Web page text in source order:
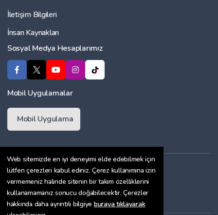
Web sitemizde en iyi deneyimi elde edebilmek için
lütfen çerezleri kabul ediniz. Çerez kullanımına izin
vermemeniz halinde sitenin bir takım özelliklerini
kullanamamanız sonucu doğabilecektir. Çerezler
hakkında daha ayrıntılı bilgiye buraya tıklayarak
İletişim Bilgileri
İnsan Kaynakları
Sosyal Medya Hesaplarımız
Mobil Uygulamalar
Mobil Uygulama
Üyelik Sözleşmesi
Çerez Politikası
Gizlilik Sözleşmesi